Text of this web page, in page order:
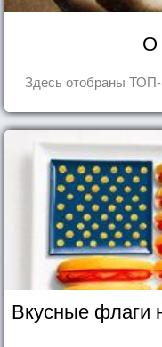
О
Здесь отобраны
Вкусные флаги